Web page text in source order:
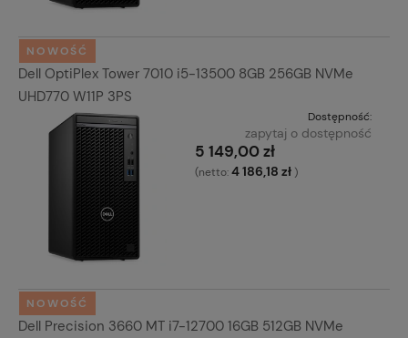
Dell OptiPlex Tower 7010 i5-13500 8GB 256GB NVMe
UHD770 W11P 3PS
Dostępność:
zapytaj o dostępność
5 149,00 zł
(netto:4 186,18 zł)
NOWOŚĆ
Dell Precision 3660 MT i7-12700 16GB 512GB NVMe
NOWOŚĆ